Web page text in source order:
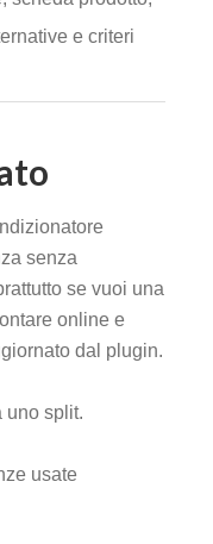
e criteri
senza
se vuoi una
online e
dal plugin.
uno split.
usate